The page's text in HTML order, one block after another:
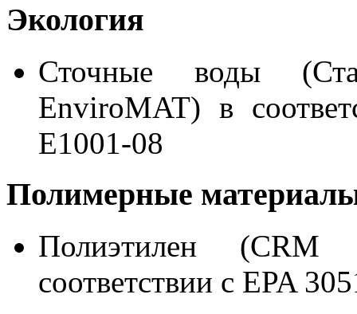
Экология
Сточные воды
EnviroMAT) в
E1001-08
Полимерные
Полиэтилен
соответствии с EPA